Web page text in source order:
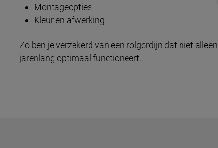
Montageopties
Kleur en afwerking
Zo ben je verzekerd van een rolgordijn dat niet
jarenlang optimaal functioneert.